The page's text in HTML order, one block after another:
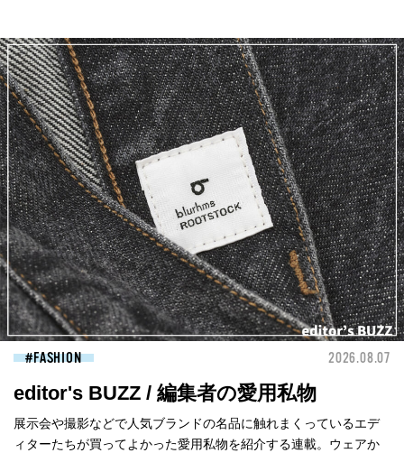
FASHION 2026.08.07
editor's BUZZ / 編集者の愛用私物
展示会や撮影などで人気ブランドの名品に触れまくっているエデ
ィターたちが買ってよかった愛用私物を紹介する連載。ウェアか